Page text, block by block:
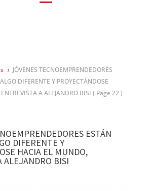
5
JÓVENES TECNOEMPRENDEDORES
DIFERENTE Y PROYECTÁNDOSE
A ALEJANDRO BISI ( Page 22 )
ESTÁN
DIFERENTE Y
HACIA EL MUNDO,
ALEJANDRO BISI